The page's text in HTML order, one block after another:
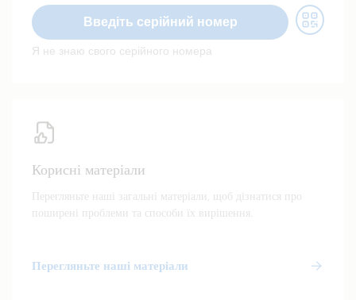
Введіть серійний номер
Я не знаю свого серійного номера
Корисні матеріали
Перегляньте наші загальні матеріали, щоб дізнатися про
поширені проблеми та способи їх вирішення.
Перегляньте наші матеріали